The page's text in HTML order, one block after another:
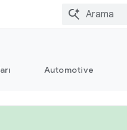
Automotive